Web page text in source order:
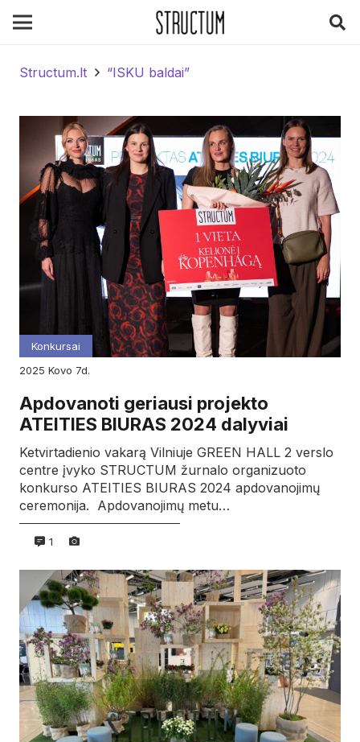
Structum.lt “ISKU baldai”
Konkursai
2025
kovo 7d.
Apdovanoti geriausi projekto
ATEITIES BIURAS 2024 dalyviai
Ketvirtadienio vakarą Vilniuje GREEN HALL 2 verslo
centre įvyko STRUCTUM žurnalo organizuoto
konkurso ATEITIES BIURAS 2024 apdovanojimų
ceremonija. Apdovanojimų metu…
1